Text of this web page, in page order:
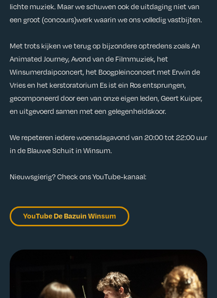
lichte muziek. Maar we schuwen ook de uitdaging niet van
een groot (concours)werk waarin we ons volledig vastbijten.
Met trots kijken we terug op bijzondere optredens zoals An
Animated Journey, Avond van de Filmmuziek, het
Winsumerdaipconcert, het Boogpleinconcert met Erwin de
Vries en het kerstoratorium Es ist ein Ros entsprungen,
gecomponeerd door een van onze eigen leden, Geert Kuiper,
en uitgevoerd samen met een gelegenheidskoor.
We repeteren iedere woensdagavond van 20:00 tot 22:00 uur
in de Blauwe Schuit in Winsum.
Nieuwsgierig? Check ons YouTube-kanaal:
YouTube De Bazuin Winsum